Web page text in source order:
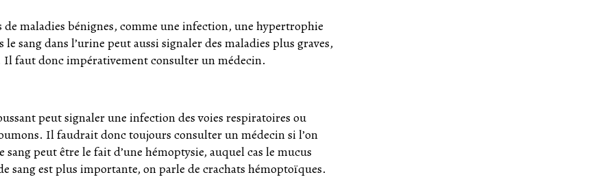
de maladies bénignes, comme une infection, une hypertrophie
sang dans l’urine peut aussi signaler des maladies plus graves,
Il faut donc impérativement consulter un médecin.
peut signaler une infection des voies respiratoires ou
Il faudrait donc toujours consulter un médecin si l’on
peut être le fait d’une hémoptysie, auquel cas le mucus
sang est plus importante, on parle de crachats hémoptoïques.